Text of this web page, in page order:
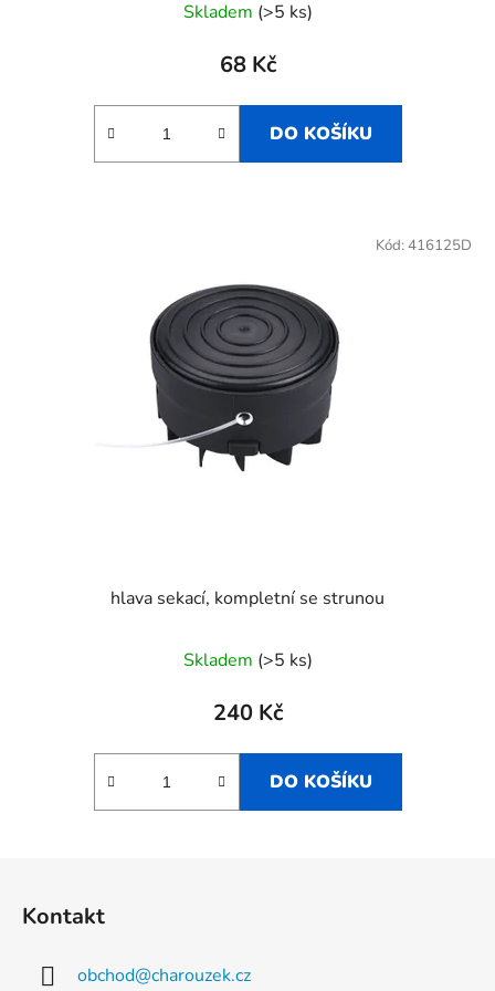
Skladem (>5 ks)
68 Kč
DO KOŠÍKU
hlava sekací, kompletní se strunou
Skladem (>5 ks)
240 Kč
DO KOŠÍKU
Kód: 416125D
Kontakt
obchod@charouzek.cz